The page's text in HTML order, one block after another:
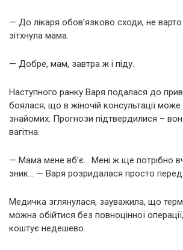
— До лікаря обов’язково сходи, не
зітхнула мама.
— Добре, мам, завтра ж і піду.
Наступного ранку Варя подалася до
боялася, що в жіночій консультації
знайомих. Прогнози підтвердилися –
вагітна.
— Мама мене вб’є… Мені ж ще потрібно
зник… — Варя розридалася просто перед
Медичка зглянулася, зауважила, що
можна обійтися без повноцінної
коштує недешево.